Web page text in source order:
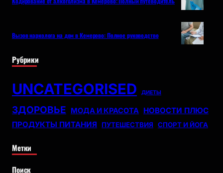
Вызов нарколога на дом в Кемерово: Полное руководство
Рубрики
UNCATEGORISED ДИЕТЫ
ЗДОРОВЬЕ МОДА И КРАСОТА НОВОСТИ ПЛЮС
ПРОДУКТЫ ПИТАНИЯ
ПУТЕШЕСТВИЯ СПОРТ И ЙОГА
Метки
Поиск